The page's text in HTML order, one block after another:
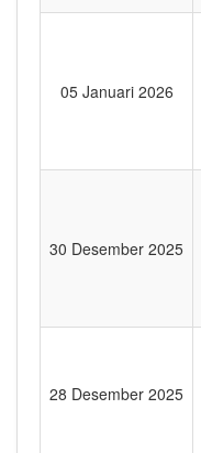
05 Januari 2026
30 Desember 2025
28 Desember 2025